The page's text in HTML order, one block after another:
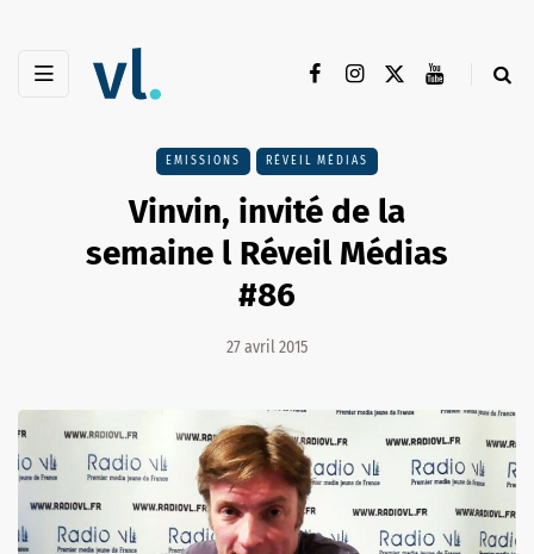
EMISSIONS RÉVEIL MÉDIAS
Vinvin, invité de la
semaine l Réveil Médias
#86
27 avril 2015